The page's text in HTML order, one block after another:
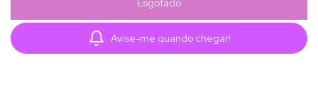
Avise-me quando chegar!